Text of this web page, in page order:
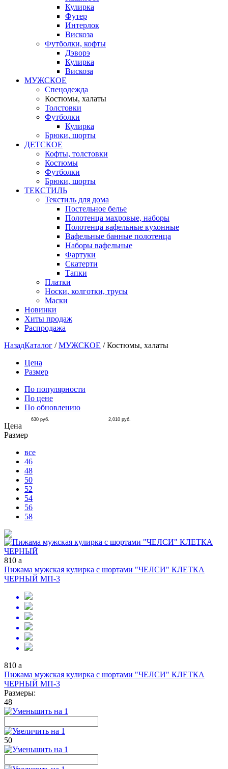
Кулирка
Футер
Интерлок
Вискоза
Футболки, кофты
Дэворэ
Кулирка
Вискоза
МУЖСКОЕ
Спецодежда
Костюмы, халаты
Толстовки
Футболки
Кулирка
Брюки, шорты
ДЕТСКОЕ
Кофты, толстовки
Костюмы
Футболки
Брюки, шорты
ТЕКСТИЛЬ
Текстиль для дома
Постельное белье
Полотенца махровые, наборы
Полотенца вафельные кухонные
Вафельные банные полотенца
Наборы вафельные
Фартуки
Скатерти
Тапки
Платки
Носки, колготки, трусы
Маски
Новинки
Хиты продаж
Распродажа
НазадКаталог /МУЖСКОЕ /Костюмы, халаты
Цена
Размер
По популярности
По цене
По обновлению
Цена
630 руб. 2,010 руб.
Размер
все
46
48
50
52
54
56
58
810 a
Пижама мужская кулирка с шортами "ЧЕЛСИ" КЛЕТКА
ЧЕРНЫЙ МП-3
810 a
Пижама мужская кулирка с шортами "ЧЕЛСИ" КЛЕТКА
ЧЕРНЫЙ МП-3
Размеры:
48
50